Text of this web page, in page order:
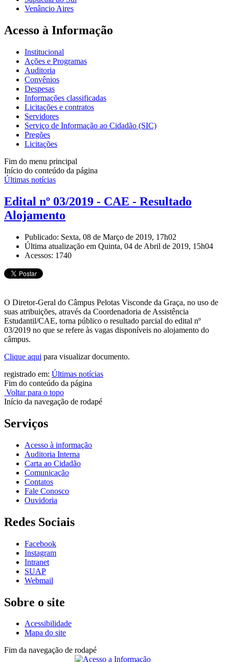
Venâncio Aires
Acesso à Informação
Institucional
Ações e Programas
Auditoria
Convênios
Despesas
Informações classificadas
Licitações e contratos
Servidores
Serviço de Informação ao Cidadão (SIC)
Pregões
Licitações
Fim do menu principal
Início do conteúdo da página
Últimas notícias
Edital nº 03/2019 - CAE - Resultado
Alojamento
Publicado: Sexta, 08 de Março de 2019, 17h02
Última atualização em Quinta, 04 de Abril de 2019, 15h04
Acessos: 1740
O Diretor-Geral do Câmpus Pelotas Visconde da Graça, no uso de
suas atribuições, através da Coordenadoria de Assistência
Estudantil/CAE, torna público o resultado parcial do edital nº
03/2019 no que se refere às vagas disponíveis no alojamento do
câmpus.
Clique aqui para visualizar documento.
registrado em: Últimas notícias
Fim do conteúdo da página
Voltar para o topo
Início da navegação de rodapé
Serviços
Acesso à informação
Auditoria Interna
Carta ao Cidadão
Comunicação
Contatos
Fale Conosco
Ouvidoria
Redes Sociais
Facebook
Instagram
Intranet
SUAP
Webmail
Sobre o site
Acessibilidade
Mapa do site
Fim da navegação de rodapé